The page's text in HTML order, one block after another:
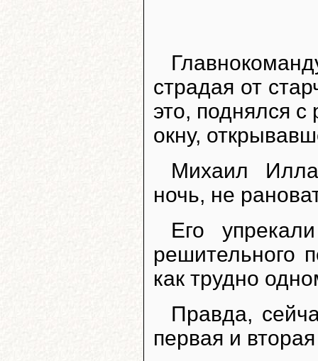
страдая от
это, поднялся с
окну,
Михаил
ночь, не
Его
решительного
как трудно
Правда,
первая и